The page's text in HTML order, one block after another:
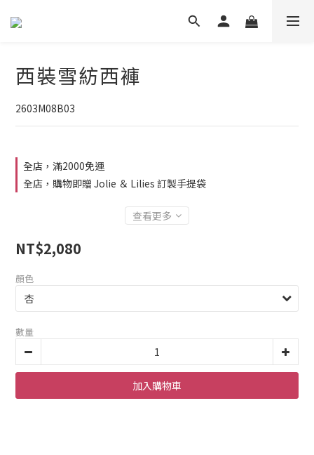
西裝雪紡西褲
2603M08B03
全店，滿2000免運
全店，購物即贈 Jolie ＆ Lilies 訂製手提袋
查看更多
NT$2,080
顏色
數量
加入購物車